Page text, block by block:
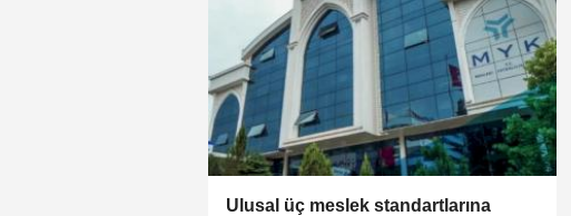
Ulusal üç meslek standartlarına